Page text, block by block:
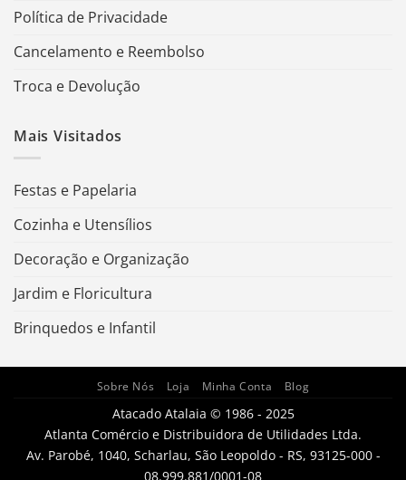
Política de Privacidade
Cancelamento e Reembolso
Troca e Devolução
Mais Visitados
Festas e Papelaria
Cozinha e Utensílios
Decoração e Organização
Jardim e Floricultura
Brinquedos e Infantil
Sobre Nós Loja Minha Conta Blog
Atacado Atalaia © 1986 - 2025
Atlanta Comércio e Distribuidora de Utilidades Ltda.
Av. Parobé, 1040, Scharlau, São Leopoldo - RS, 93125-000 -
08.999.881/0001-08